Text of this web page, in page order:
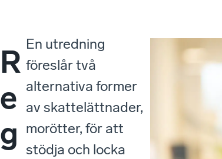
R
e
g
En utredning
föreslår två
alternativa former
av skattelättnader,
morötter, för att
stödja och locka